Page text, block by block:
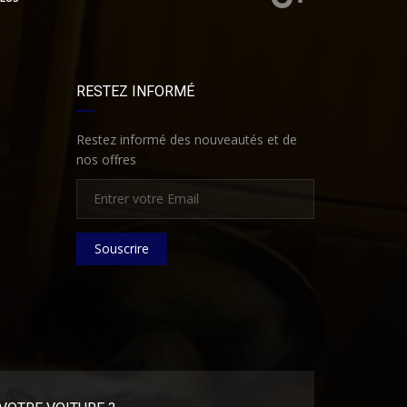
RESTEZ INFORMÉ
Restez informé des nouveautés et de
nos offres
Souscrire